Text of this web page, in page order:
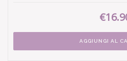
AGGIUNGI AL